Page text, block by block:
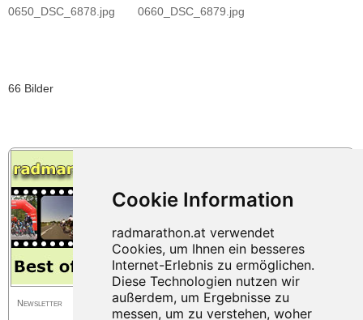
0650_DSC_6878.jpg 0660_DSC_6879.jpg
66 Bilder
Newsletter